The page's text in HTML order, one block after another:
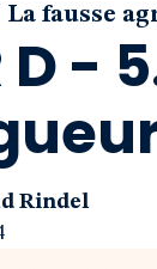
La fausse
D -
Rindel